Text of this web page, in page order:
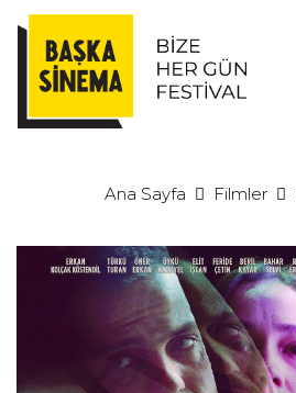
Ana Sayfa Filmler